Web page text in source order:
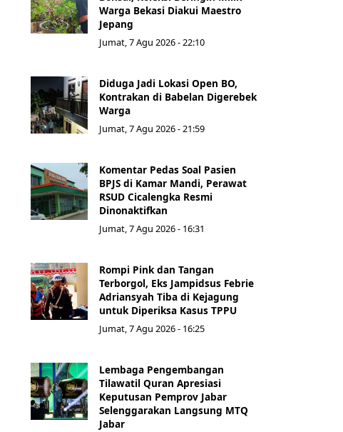
Warga Bekasi Diakui Maestro
Jepang
Jumat, 7 Agu 2026 - 22:10
Diduga Jadi Lokasi Open BO,
Kontrakan di Babelan Digerebek
Warga
Jumat, 7 Agu 2026 - 21:59
Komentar Pedas Soal Pasien
BPJS di Kamar Mandi, Perawat
RSUD Cicalengka Resmi
Dinonaktifkan
Jumat, 7 Agu 2026 - 16:31
Rompi Pink dan Tangan
Terborgol, Eks Jampidsus Febrie
Adriansyah Tiba di Kejagung
untuk Diperiksa Kasus TPPU
Jumat, 7 Agu 2026 - 16:25
Lembaga Pengembangan
Tilawatil Quran Apresiasi
Keputusan Pemprov Jabar
Selenggarakan Langsung MTQ
Jabar